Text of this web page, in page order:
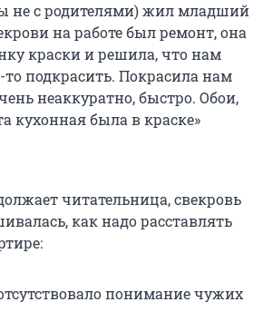
не с родителями) жил младший
на работе был ремонт, она
краски и решила, что нам
подкрасить. Покрасила нам
неаккуратно, быстро. Обои,
кухонная была в краске»
читательница, свекровь
как надо расставлять
понимание чужих